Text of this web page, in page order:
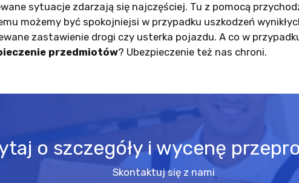
sytuacje zdarzają się najczęściej. Tu z pomocą
możemy być spokojniejsi w przypadku uszkodzeń
zastawienie drogi czy usterka pojazdu. A co w
przedmiotów? Ubezpieczenie też nas chroni.
o szczegóły i wycenę
Skontaktuj się z nami